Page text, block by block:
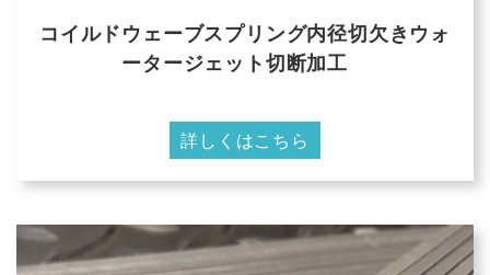
コイルドウェーブスプリング内径切欠きウォ
ータージェット切断加工
詳しくはこちら